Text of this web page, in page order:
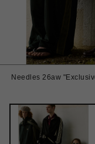
Needles 26aw